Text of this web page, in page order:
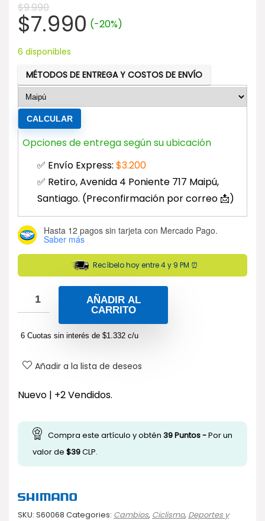
$9.990
El
precio
original
era:
$9.990.
$7.990El
es:
$7.990.
(-20%)
6 disponibles
MÉTODOS DE ENTREGA Y COSTOS DE ENVÍO
CALCULAR
Opciones de entrega según su ubicación
✅ Envío Express: $3.200
✅ Retiro, Avenida 4 Poniente 717 Maipú,
Santiago. (Preconfirmación por correo 📩)
Hasta 12 pagos sin tarjeta con Mercado Pago.
Saber más
Recíbelo hoy entre 4 y 9 PM ⏰
AÑADIR AL
CARRITO
6 Cuotas sin interés de $1.332 c/u
Añadir a la lista de deseos
Nuevo | +2 Vendidos.
Compra este artículo y obtén 39Puntos -Por un
valor de $39CLP.
SKU: S60068 Categories: Cambios, Ciclismo, Deportes y